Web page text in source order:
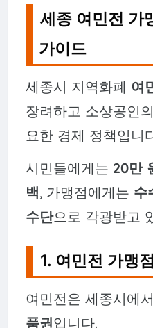
세종 여민전 가
가이드
세종시 지역화폐 여
장려하고 소상공인
요한 경제 정책입니
시민들에게는 20만
백, 가맹점에게는 수
수단으로 각광받고
1. 여민전 가맹
여민전은 세종시에
품권입니다.